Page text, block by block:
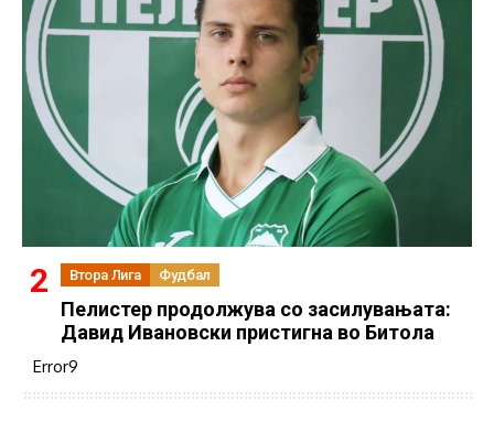
Втора Лига Фудбал
Пелистер продолжува со засилувањата:
Давид Ивановски пристигна во Битола
Error9